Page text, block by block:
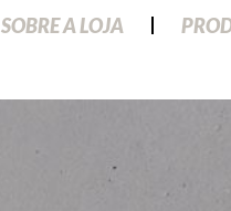
SOBRE A LOJA